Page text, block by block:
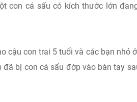
con cá sấu có kích thước lớn
cậu con trai 5 tuổi và các bạn nhỏ
bị con cá sấu đớp vào bàn tay